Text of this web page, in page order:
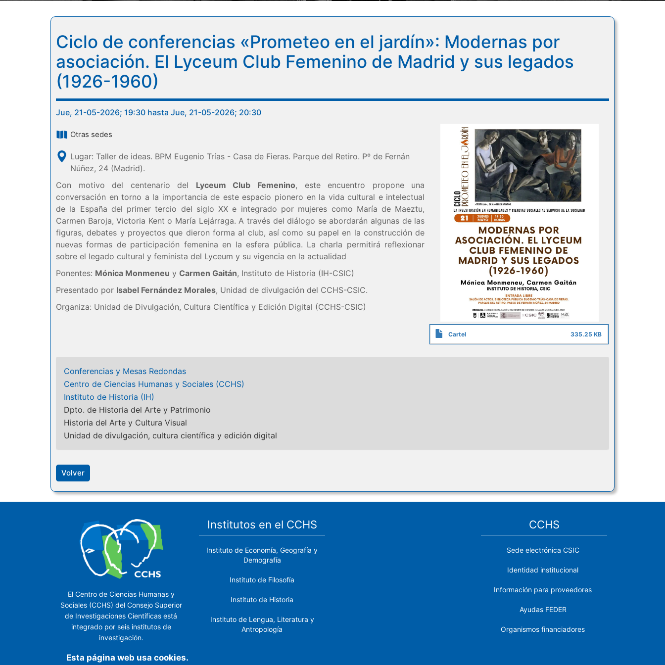
Ciclo de conferencias «Prometeo en el jardín»: Modernas por
asociación. El Lyceum Club Femenino de Madrid y sus legados
(1926-1960)
Jue, 21-05-2026; 19:30 hasta Jue, 21-05-2026; 20:30
Otras sedes
Lugar: Taller de ideas. BPM Eugenio Trías - Casa de Fieras. Parque del Retiro. Pº de Fernán
Núñez, 24 (Madrid).
Con motivo del centenario del Lyceum Club Femenino, este encuentro propone una
conversación en torno a la importancia de este espacio pionero en la vida cultural e intelectual
de la España del primer tercio del siglo XX e integrado por mujeres como María de Maeztu,
Carmen Baroja, Victoria Kent o María Lejárraga. A través del diálogo se abordarán algunas de las
figuras, debates y proyectos que dieron forma al club, así como su papel en la construcción de
nuevas formas de participación femenina en la esfera pública. La charla permitirá reflexionar
sobre el legado cultural y feminista del Lyceum y su vigencia en la actualidad
Ponentes: Mónica Monmeneu y Carmen Gaitán, Instituto de Historia (IH-CSIC)
Presentado por Isabel Fernández Morales, Unidad de divulgación del CCHS-CSIC.
Organiza: Unidad de Divulgación, Cultura Científica y Edición Digital (CCHS-CSIC)
Cartel 335.25 KB
Conferencias y Mesas Redondas
Centro de Ciencias Humanas y Sociales (CCHS)
Instituto de Historia (IH)
Dpto. de Historia del Arte y Patrimonio
Historia del Arte y Cultura Visual
Unidad de divulgación, cultura científica y edición digital
Volver
El Centro de Ciencias Humanas y
Sociales (CCHS) del Consejo Superior
de Investigaciones Científicas está
integrado por seis institutos de
investigación.
Institutos en el CCHS
Instituto de Economía, Geografía y
Demografía
Instituto de Filosofía
Instituto de Historia
Instituto de Lengua, Literatura y
Antropología
CCHS
Sede electrónica CSIC
Identidad institucional
Información para proveedores
Ayudas FEDER
Organismos financiadores
Esta página web usa cookies.